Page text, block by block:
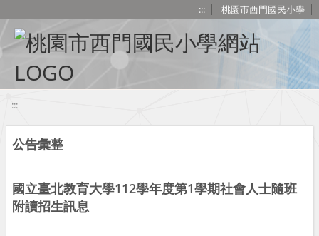
::: 桃園市西門國民小學
:::
公告彙整
國立臺北教育大學112學年度第1學期社會人士隨班
附讀招生訊息